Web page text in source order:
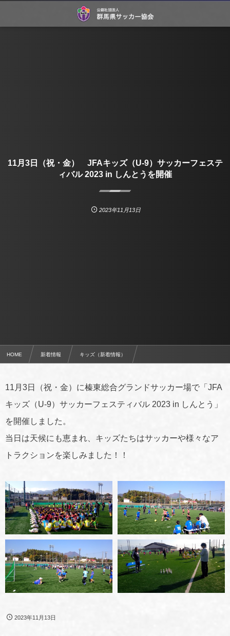
11月3日（祝・金） JFAキッズ（U-9）サッカーフェステ
ィバル 2023 in しんとうを開催
2023年11月13日
HOME 新着情報 キッズ（新着情報）
11月3日（祝・金）に榛東総合グランドサッカー場で「JFA
キッズ（U-9）サッカーフェスティバル 2023 in しんとう」
を開催しました。
当日は天候にも恵まれ、キッズたちはサッカーや様々なア
トラクションを楽しみました！！
2023年11月13日